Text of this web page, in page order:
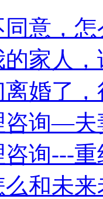
意，
家人
婚了
咨询—夫
询---
和未